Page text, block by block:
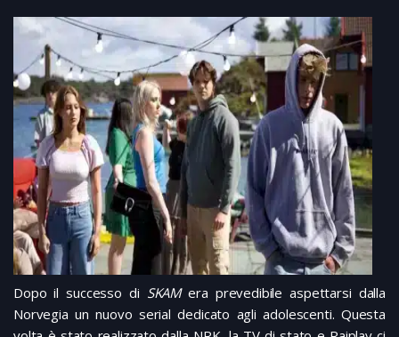
Dopo il successo di SKAMera prevedibile aspettarsi dalla
Norvegia un nuovo serial dedicato agli adolescenti. Questa